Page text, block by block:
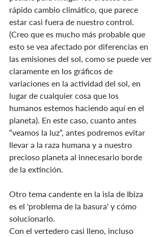
rápido cambio climático, que parece
estar casi fuera de nuestro control.
(Creo que es mucho más probable que
esto se vea afectado por diferencias en
las emisiones del sol, como se puede ver
claramente en los gráficos de
variaciones en la actividad del sol, en
lugar de cualquier cosa que los
humanos estemos haciendo aquí en el
planeta). En este caso, cuanto antes
“veamos la luz”, antes podremos evitar
llevar a la raza humana y a nuestro
precioso planeta al innecesario borde
de la extinción.
Otro tema candente en la isla de Ibiza
es el 'problema de la basura' y cómo
solucionarlo.
Con el vertedero casi lleno, incluso